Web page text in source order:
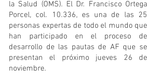
la Salud (OMS). El Dr. Francisco Ortega
Porcel, col. 10.336, es una de las 25
personas expertas de todo el mundo que
han participado en el proceso de
desarrollo de las pautas de AF que se
presentan el próximo jueves 26 de
noviembre.